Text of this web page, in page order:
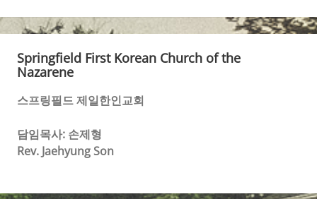
Springfield First Korean Church of the
Nazarene
스프링필드 제일한인교회
담임목사: 손제형
Rev. Jaehyung Son